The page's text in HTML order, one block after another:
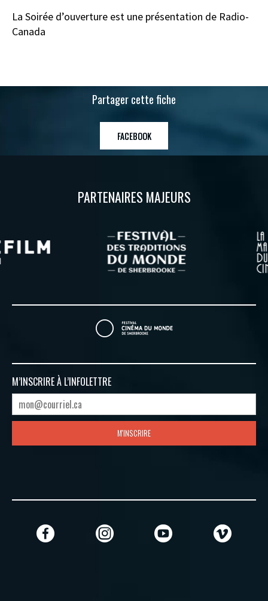
La Soirée d’ouverture est une présentation de Radio-
Canada
Partager cette fiche
FACEBOOK
PARTENAIRES MAJEURS
M’INSCRIRE À L’INFOLETTRE
M'INSCRIRE